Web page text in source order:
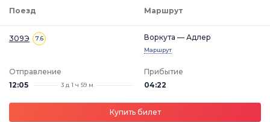
Поезд Маршрут
309Э 7.6 Воркута — Адлер
Маршрут
Отправление
12:05
3 д 1 ч 59 м
Прибытие
04:22
Купить билет